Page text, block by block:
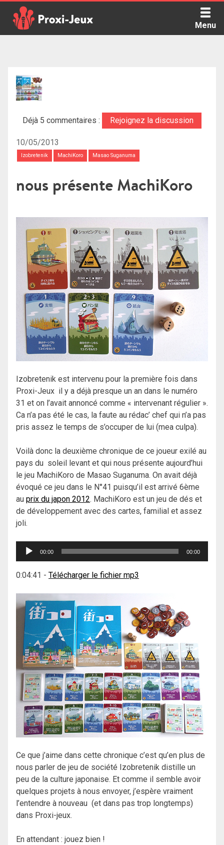
content
Menu
Déjà 5 commentaires : Rejoignez la discussion
10/05/2013
Izobretenik MachiKoro Masao Suganuma
nous présente MachiKoro
Izobretenik est intervenu pour la première fois dans
Proxi-Jeux il y a déjà presque un an dans le numéro
31 et on l’avait annoncé comme « intervenant régulier ».
Ca n’a pas été le cas, la faute au rédac’ chef qui n’a pas
pris assez le temps de s’occuper de lui (mea culpa).
Voilà donc la deuxième chronique de ce joueur exilé au
pays du soleil levant et qui nous présente aujourd’hui
le jeu MachiKoro de Masao Suganuma. On avait déjà
évoqué ce jeu dans le N°41 puisqu’il est arrivé 6ème
au prix du japon 2012. MachiKoro est un jeu de dés et
de développement avec des cartes, familial et assez
joli.
Lecteur
00:00 00:00
0:04:41 - Télécharger le fichier mp3
Ce que j’aime dans cette chronique c’est qu’en plus de
nous parler de jeu de société Izobretenik distille un
peu de la culture japonaise. Et comme il semble avoir
quelques projets à nous envoyer, j’espère vraiment
l’entendre à nouveau (et dans pas trop longtemps)
dans Proxi-jeux.
En attendant : jouez bien !